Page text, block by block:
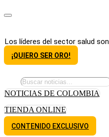
Los líderes del sector salud son
¡QUIERO SER ORO!
NOTICIAS DE COLOMBIA
TIENDA ONLINE
CONTENIDO EXCLUSIVO